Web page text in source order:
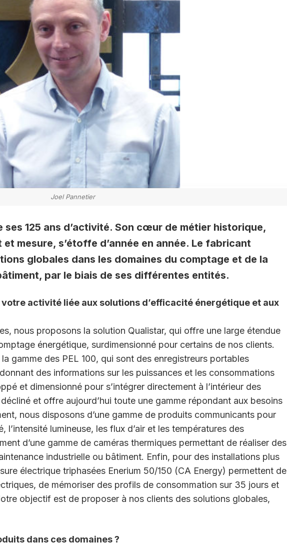
Joel Pannetier
ses 125 ans d’activité. Son cœur de métier historique,
mesure, s’étoffe d’année en année. Le fabricant
globales dans les domaines du comptage et de la
par le biais de ses différentes entités.
activité liée aux solutions d’efficacité énergétique et aux
nous proposons la solution Qualistar, qui offre une large étendue
énergétique, surdimensionné pour certains de nos clients.
gamme des PEL 100, qui sont des enregistreurs portables
des informations sur les puissances et les consommations
et dimensionné pour s’intégrer directement à l’intérieur des
et offre aujourd’hui toute une gamme répondant aux besoins
nous disposons d’une gamme de produits communicants pour
l’intensité lumineuse, les flux d’air et les températures des
d’une gamme de caméras thermiques permettant de réaliser des
industrielle ou bâtiment. Enfin, pour des installations plus
électrique triphasées Enerium 50/150 (CA Energy) permettent de
de mémoriser des profils de consommation sur 35 jours et
objectif est de proposer à nos clients des solutions globales,
dans ces domaines ?